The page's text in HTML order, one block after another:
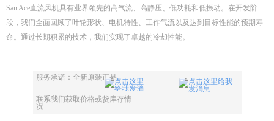
San Ace直流风机具有业界领先的高气流、高静压、低功耗和低振动。在开发阶
段，我们全面回顾了叶轮形状、电机特性、工作气流以及达到目标性能的预期寿
命。通过长期积累的技术，我们实现了卓越的冷却性能。
服务承诺：全新原装正品。
联系我们获取价格或货库存情
况